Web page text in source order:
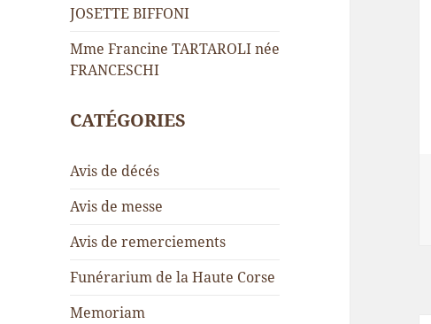
JOSETTE BIFFONI
Mme Francine TARTAROLI née
FRANCESCHI
CATÉGORIES
Avis de décés
Avis de messe
Avis de remerciements
Funérarium de la Haute Corse
Memoriam